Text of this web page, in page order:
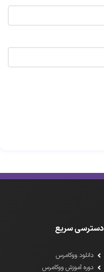
دسترسی سریع
دانلود ووکامرس
دوره آموزش ووکامرس